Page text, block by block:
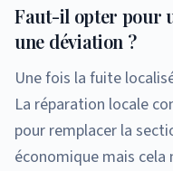
Faut-il opter pour
une déviation ?
Une fois la fuite
La réparation locale
pour remplacer la
économique mais